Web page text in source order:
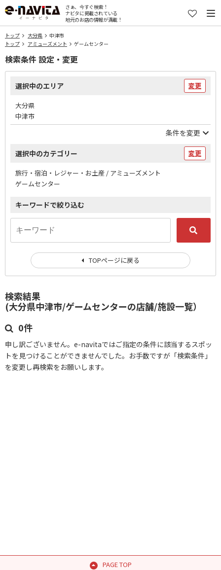
さぁ、今すぐ検索！
ナビタに掲載されている
地元のお店の情報が満載！
トップ 大分県
中津市
トップ
アミューズメント ゲームセンター
検索結果
(大分県中津市/ゲームセンターの店舗/施設一覧）
0件
申し訳ございません。e-navitaではご指定の条件に該当するスポッ
トを見つけることができませんでした。お手数ですが「検索条件」
を変更し再検索をお願いします。
検索条件 設定・変更
選択中のエリア 変更
大分県
中津市
条件を変更
選択中のカテゴリー 変更
旅行・宿泊・レジャー・お土産 / アミューズメント
ゲームセンター
キーワードで絞り込む
TOPページに戻る
PAGE TOP